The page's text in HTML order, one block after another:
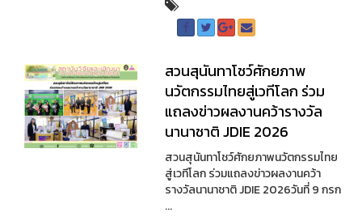
สวนสุนันทาโชว์ศักยภาพ
นวัตกรรมไทยสู่เวทีโลก ร่วม
แถลงข่าวผลงานคว้ารางวัล
นานาชาติ JDIE 2026
สวนสุนันทาโชว์ศักยภาพนวัตกรรมไทย
สู่เวทีโลก ร่วมแถลงข่าวผลงานคว้า
รางวัลนานาชาติ JDIE 2026วันที่ 9 กรก
...